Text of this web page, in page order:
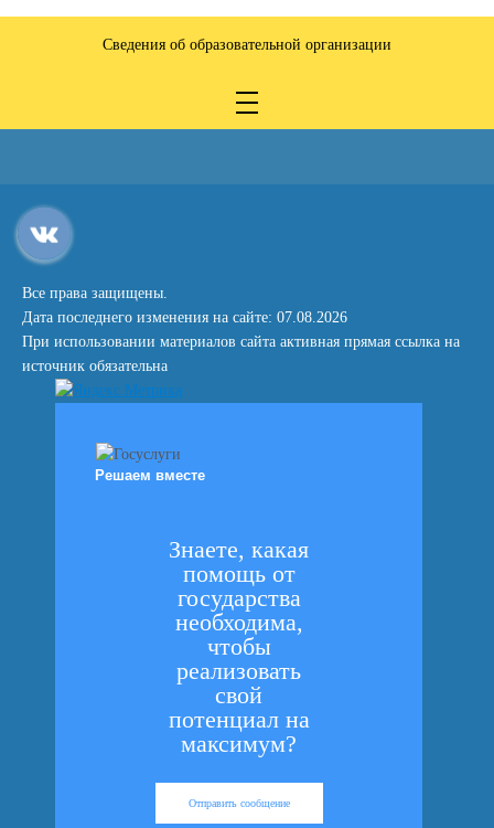
Сведения об образовательной организации
Все права защищены.
Дата последнего изменения на сайте: 07.08.2026
При использовании материалов сайта активная прямая ссылка на
источник обязательна
Решаем вместе
Знаете, какая
помощь от
государства
необходима,
чтобы
реализовать
свой
потенциал на
максимум?
Отправить сообщение